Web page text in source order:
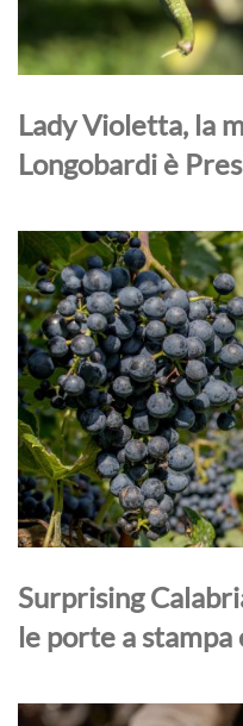
Lady Violetta, la
Longobardi è
Surprising
le porte a stampa